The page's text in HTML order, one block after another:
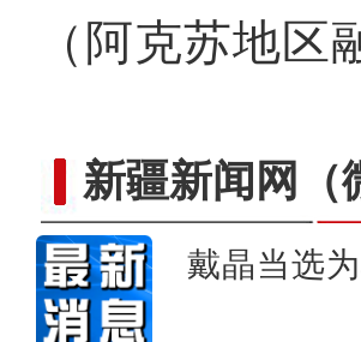
（阿克苏地
新疆新闻网
戴晶当选